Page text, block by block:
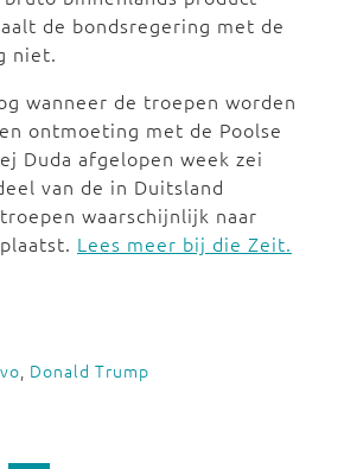
de bondsregering met de
niet.
wanneer de troepen worden
ontmoeting met de Poolse
Duda afgelopen week zei
van de in Duitsland
waarschijnlijk naar
Lees meer bij die Zeit.
, Donald Trump